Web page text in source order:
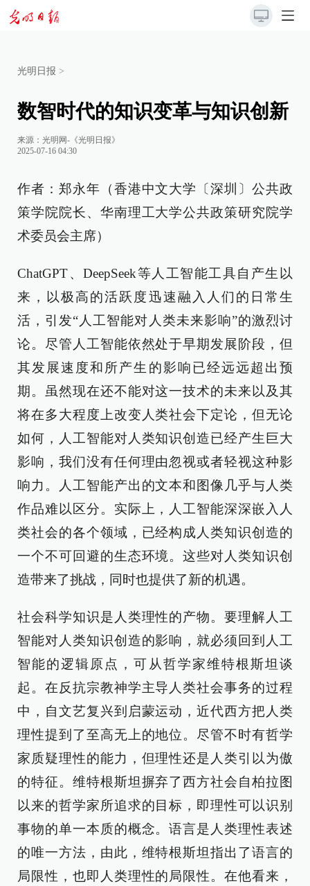
光明日报 >
数智时代的知识变革与知识创新
来源： 光明网-《光明日报》
2025-07-16 04:30
作者：郑永年（香港中文大学〔深圳〕公共政
策学院院长、华南理工大学公共政策研究院学
术委员会主席）
ChatGPT、DeepSeek等人工智能工具自产生以
来，以极高的活跃度迅速融入人们的日常生
活，引发“人工智能对人类未来影响”的激烈讨
论。尽管人工智能依然处于早期发展阶段，但
其发展速度和所产生的影响已经远远超出预
期。虽然现在还不能对这一技术的未来以及其
将在多大程度上改变人类社会下定论，但无论
如何，人工智能对人类知识创造已经产生巨大
影响，我们没有任何理由忽视或者轻视这种影
响力。人工智能产出的文本和图像几乎与人类
作品难以区分。实际上，人工智能深深嵌入人
类社会的各个领域，已经构成人类知识创造的
一个不可回避的生态环境。这些对人类知识创
造带来了挑战，同时也提供了新的机遇。
社会科学知识是人类理性的产物。要理解人工
智能对人类知识创造的影响，就必须回到人工
智能的逻辑原点，可从哲学家维特根斯坦谈
起。在反抗宗教神学主导人类社会事务的过程
中，自文艺复兴到启蒙运动，近代西方把人类
理性提到了至高无上的地位。尽管不时有哲学
家质疑理性的能力，但理性还是人类引以为傲
的特征。维特根斯坦摒弃了西方社会自柏拉图
以来的哲学家所追求的目标，即理性可以识别
事物的单一本质的概念。语言是人类理性表述
的唯一方法，由此，维特根斯坦指出了语言的
局限性，也即人类理性的局限性。在他看来，